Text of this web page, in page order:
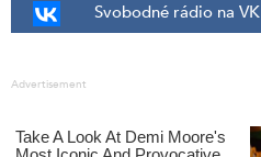
Svobodné rádio na VK
Advertisement